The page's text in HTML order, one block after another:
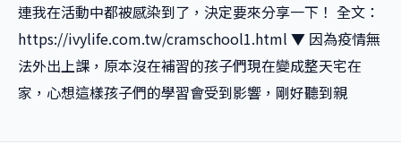
連我在活動中都被感染到了，決定要來分享一下！ 全文：
https://ivylife.com.tw/cramschool1.html ▼ 因為疫情無
法外出上課，原本沒在補習的孩子們現在變成整天宅在
家，心想這樣孩子們的學習會受到影響，剛好聽到親